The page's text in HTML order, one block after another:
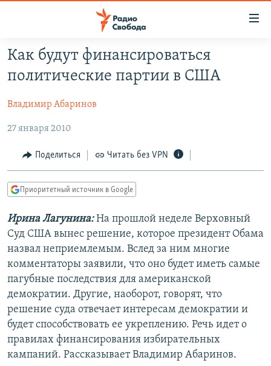
упрощенного
доступа
содержанию
Вернутся
главной
навигации
поиску
ПРОГРАММЫ
АВТОРСКИЕ ПРОЕКТЫ
ЦИТАТЫ СВОБОДЫ
МНЕНИЯ
КУЛЬТУРА
IDEL.РЕАЛИИ
КАВКАЗ.РЕАЛИИ
СЕВЕР.РЕАЛИИ
СИБИРЬ.РЕАЛИИ
РАСПИСАНИЕ ВЕЩАНИЯ
ПОДПИШИТЕСЬ НА РАССЫЛКУ
СОЦИАЛЬНЫЕ СЕТИ
Как будут финансироваться
политические партии в США
Владимир Абаринов
27 января 2010
Поделиться Читать без VPN
Приоритетный источник в Google
Ирина Лагунина:На прошлой неделе Верховный
Суд США вынес решение, которое президент Обама
назвал неприемлемым. Вслед за ним многие
комментаторы заявили, что оно будет иметь самые
пагубные последствия для американской
демократии. Другие, наоборот, говорят, что
решение суда отвечает интересам демократии и
будет способствовать ее укреплению. Речь идет о
правилах финансирования избирательных
кампаний. Рассказывает Владимир Абаринов.